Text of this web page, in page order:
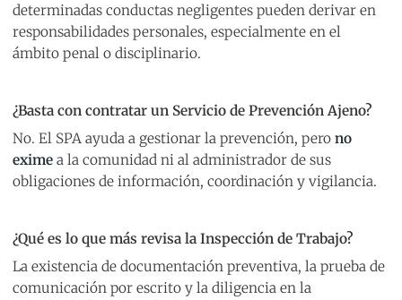
determinadas conductas negligentes pueden derivar en
responsabilidades personales, especialmente en el
ámbito penal o disciplinario.
¿Basta con contratar un Servicio de Prevención Ajeno?
No. El SPA ayuda a gestionar la prevención, pero no
exime a la comunidad ni al administrador de sus
obligaciones de información, coordinación y vigilancia.
¿Qué es lo que más revisa la Inspección de Trabajo?
La existencia de documentación preventiva, la prueba de
comunicación por escrito y la diligencia en la